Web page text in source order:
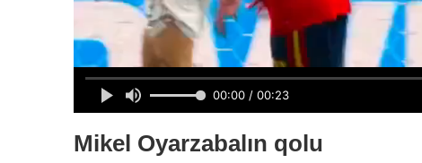
Mikel Oyarzabalın qolu